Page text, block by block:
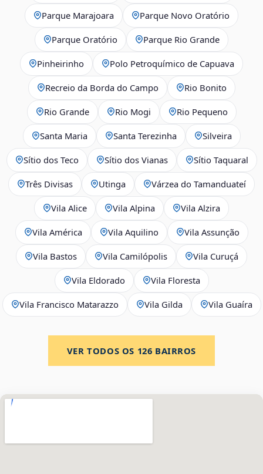
Parque Marajoara Parque Novo Oratório
Parque Oratório Parque Rio Grande
Pinheirinho Polo Petroquímico de Capuava
Recreio da Borda do Campo Rio Bonito
Rio Grande Rio Mogi Rio Pequeno
Santa Maria Santa Terezinha Silveira
Sítio dos Teco Sítio dos Vianas Sítio Taquaral
Três Divisas Utinga Várzea do Tamanduateí
Vila Alice Vila Alpina Vila Alzira
Vila América Vila Aquilino Vila Assunção
Vila Bastos Vila Camilópolis Vila Curuçá
Vila Eldorado Vila Floresta
Vila Francisco Matarazzo Vila Gilda Vila Guaíra
VER TODOS OS 126 BAIRROS